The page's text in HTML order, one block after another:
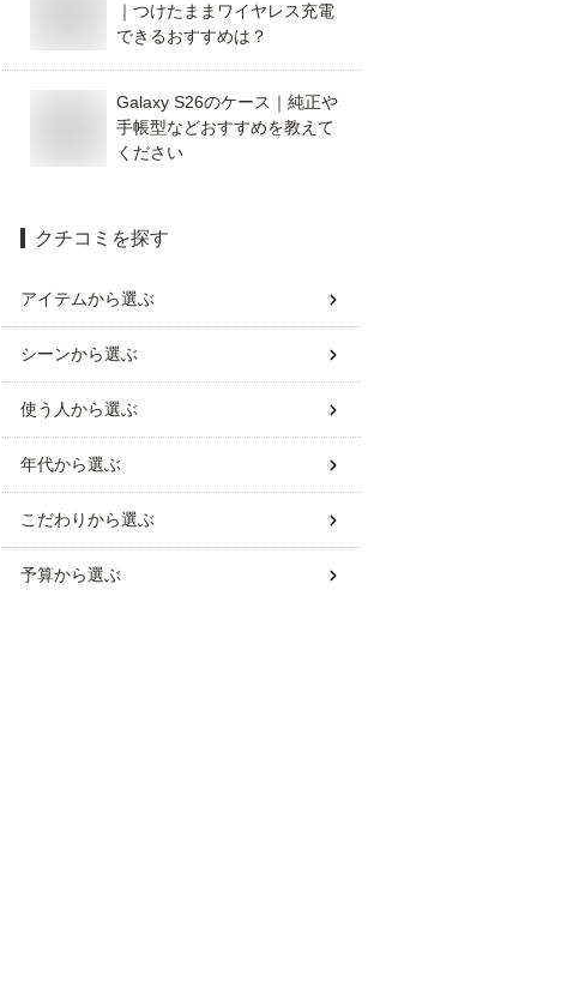
｜つけたままワイヤレス充電
できるおすすめは？
Galaxy S26のケース｜純正や
手帳型などおすすめを教えて
ください
クチコミを探す
アイテムから選ぶ
シーンから選ぶ
使う人から選ぶ
年代から選ぶ
こだわりから選ぶ
予算から選ぶ